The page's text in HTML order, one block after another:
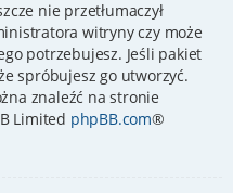
nie przetłumaczył
witryny czy może
potrzebujesz. Jeśli pakiet
spróbujesz go utworzyć.
znaleźć na stronie
Limited phpBB.com®